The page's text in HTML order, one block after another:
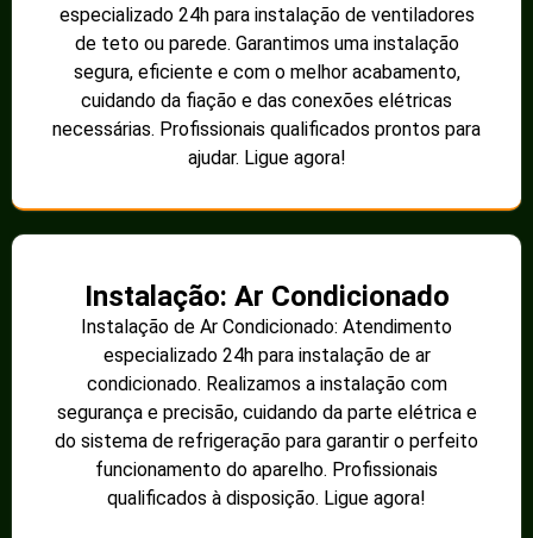
especializado 24h para instalação de ventiladores
de teto ou parede. Garantimos uma instalação
segura, eficiente e com o melhor acabamento,
cuidando da fiação e das conexões elétricas
necessárias. Profissionais qualificados prontos para
ajudar. Ligue agora!
Instalação: Ar Condicionado
Instalação de Ar Condicionado: Atendimento
especializado 24h para instalação de ar
condicionado. Realizamos a instalação com
segurança e precisão, cuidando da parte elétrica e
do sistema de refrigeração para garantir o perfeito
funcionamento do aparelho. Profissionais
qualificados à disposição. Ligue agora!